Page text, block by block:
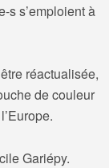
s s’emploient à
réactualisée,
de couleur
Gariépy.